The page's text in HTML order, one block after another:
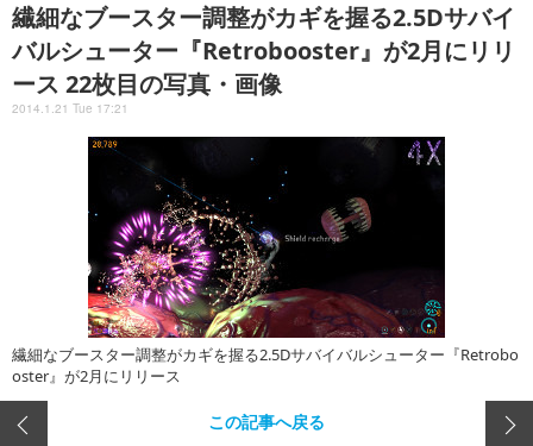
繊細なブースター調整がカギを握る2.5Dサバイ
バルシューター『Retrobooster』が2月にリリ
ース 22枚目の写真・画像
2014.1.21 Tue 17:21
繊細なブースター調整がカギを握る2.5Dサバイバルシューター『Retrobo
oster』が2月にリリース
この記事へ戻る